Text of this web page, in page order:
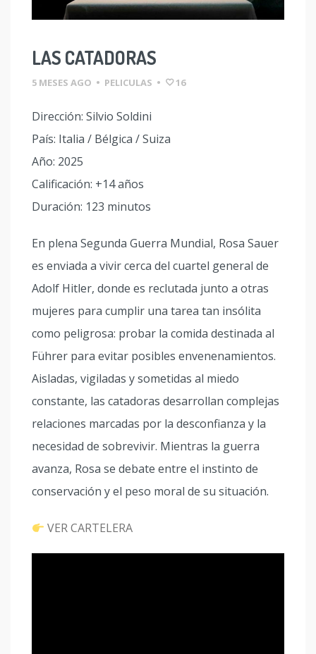
LAS CATADORAS
5 MESES AGO • PELICULAS • 16
Dirección: Silvio Soldini
País: Italia / Bélgica / Suiza
Año: 2025
Calificación: +14 años
Duración: 123 minutos
En plena Segunda Guerra Mundial, Rosa Sauer
es enviada a vivir cerca del cuartel general de
Adolf Hitler, donde es reclutada junto a otras
mujeres para cumplir una tarea tan insólita
como peligrosa: probar la comida destinada al
Führer para evitar posibles envenenamientos.
Aisladas, vigiladas y sometidas al miedo
constante, las catadoras desarrollan complejas
relaciones marcadas por la desconfianza y la
necesidad de sobrevivir. Mientras la guerra
avanza, Rosa se debate entre el instinto de
conservación y el peso moral de su situación.
VER CARTELERA